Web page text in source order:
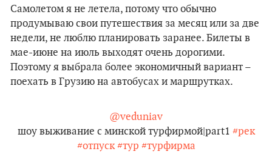
Самолетом я не летела, потому что обычно
продумываю свои путешествия за месяц или за две
недели, не люблю планировать заранее. Билеты в
мае-июне на июль выходят очень дорогими.
Поэтому я выбрала более экономичный вариант –
поехать в Грузию на автобусах и маршрутках.
@veduniav
шоу выживание с минской турфирмой|part1 #рек
#отпуск #тур #турфирма